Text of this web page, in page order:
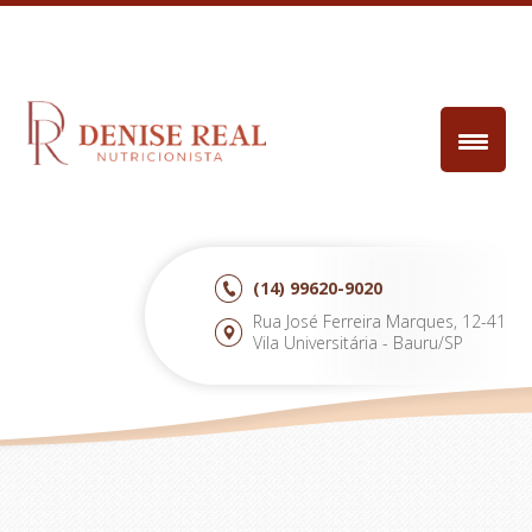
(14) 99620-9020
Rua José Ferreira Marques, 12-41
Vila Universitária - Bauru/SP